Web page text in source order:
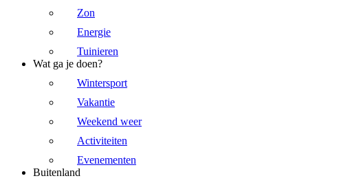
Zon
Energie
Tuinieren
Wat ga je doen?
Wintersport
Vakantie
Weekend weer
Activiteiten
Evenementen
Buitenland